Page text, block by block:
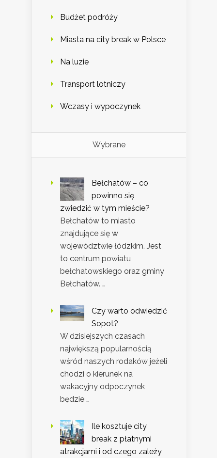
Budżet podróży
Miasta na city break w Polsce
Na luzie
Transport lotniczy
Wczasy i wypoczynek
Wybrane
Bełchatów – co
powinno się
zwiedzić w tym mieście?
Bełchatów to miasto
znajdujące się w
województwie łódzkim. Jest
to centrum powiatu
bełchatowskiego oraz gminy
Bełchatów. …
Czy warto odwiedzić
Sopot?
W dzisiejszych czasach
największą popularnością
wśród naszych rodaków jeżeli
chodzi o kierunek na
wakacyjny odpoczynek
będzie …
Ile kosztuje city
break z płatnymi
atrakcjami i od czego zależy